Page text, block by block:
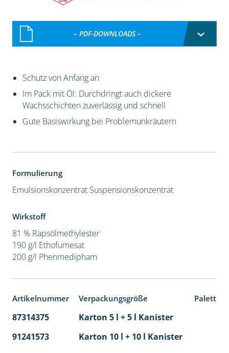
– PDF-DOWNLOADS –
Schutz von Anfang an
Im Pack mit Öl: Durchdringt auch dickere
Wachsschichten zuverlässig und schnell
Gute Basiswirkung bei Problemunkräutern
Formulierung
Emulsionskonzentrat Suspensionskonzentrat
Wirkstoff
81 % Rapsölmethylester
190 g/l Ethofumesat
200 g/l Phenmedipham
Artikelnummer Verpackungsgröße
87314375 Karton 5 l + 5 l Kanister
91241573
Karton 10 l + 10 l Kanister